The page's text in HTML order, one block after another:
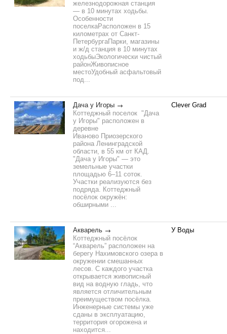
железнодорожная станция
— в 10 минутах ходьбы.
Особенности
поселкаРасположен в 15
километрах от Санкт-
ПетербургаПарки, магазины
и ж/д станция в 10 минутах
ходьбыЭкологически чистый
районЖивописное
местоУдобный асфальтовый
под...
Дача у Игоры
Коттеджный поселок "Дача
у Игоры" расположен в
деревне
Иваново Приозерского
района Ленинградской
области, в 55 км от КАД.
"Дача у Игоры" — это
земельные участки
площадью 6–11 соток.
Участки реализуются без
подряда. Коттеджный
посёлок окружён:
обширными ...
Clever Grad
Акварель
Коттеджный посёлок
“Акварель” расположен на
берегу Нахимовского озера в
окружении смешанных
лесов. С каждого участка
открывается живописный
вид на водную гладь, что
является отличительным
преимуществом посёлка.
Инженерные системы уже
сданы в эксплуатацию,
территория огорожена и
находится...
У Воды